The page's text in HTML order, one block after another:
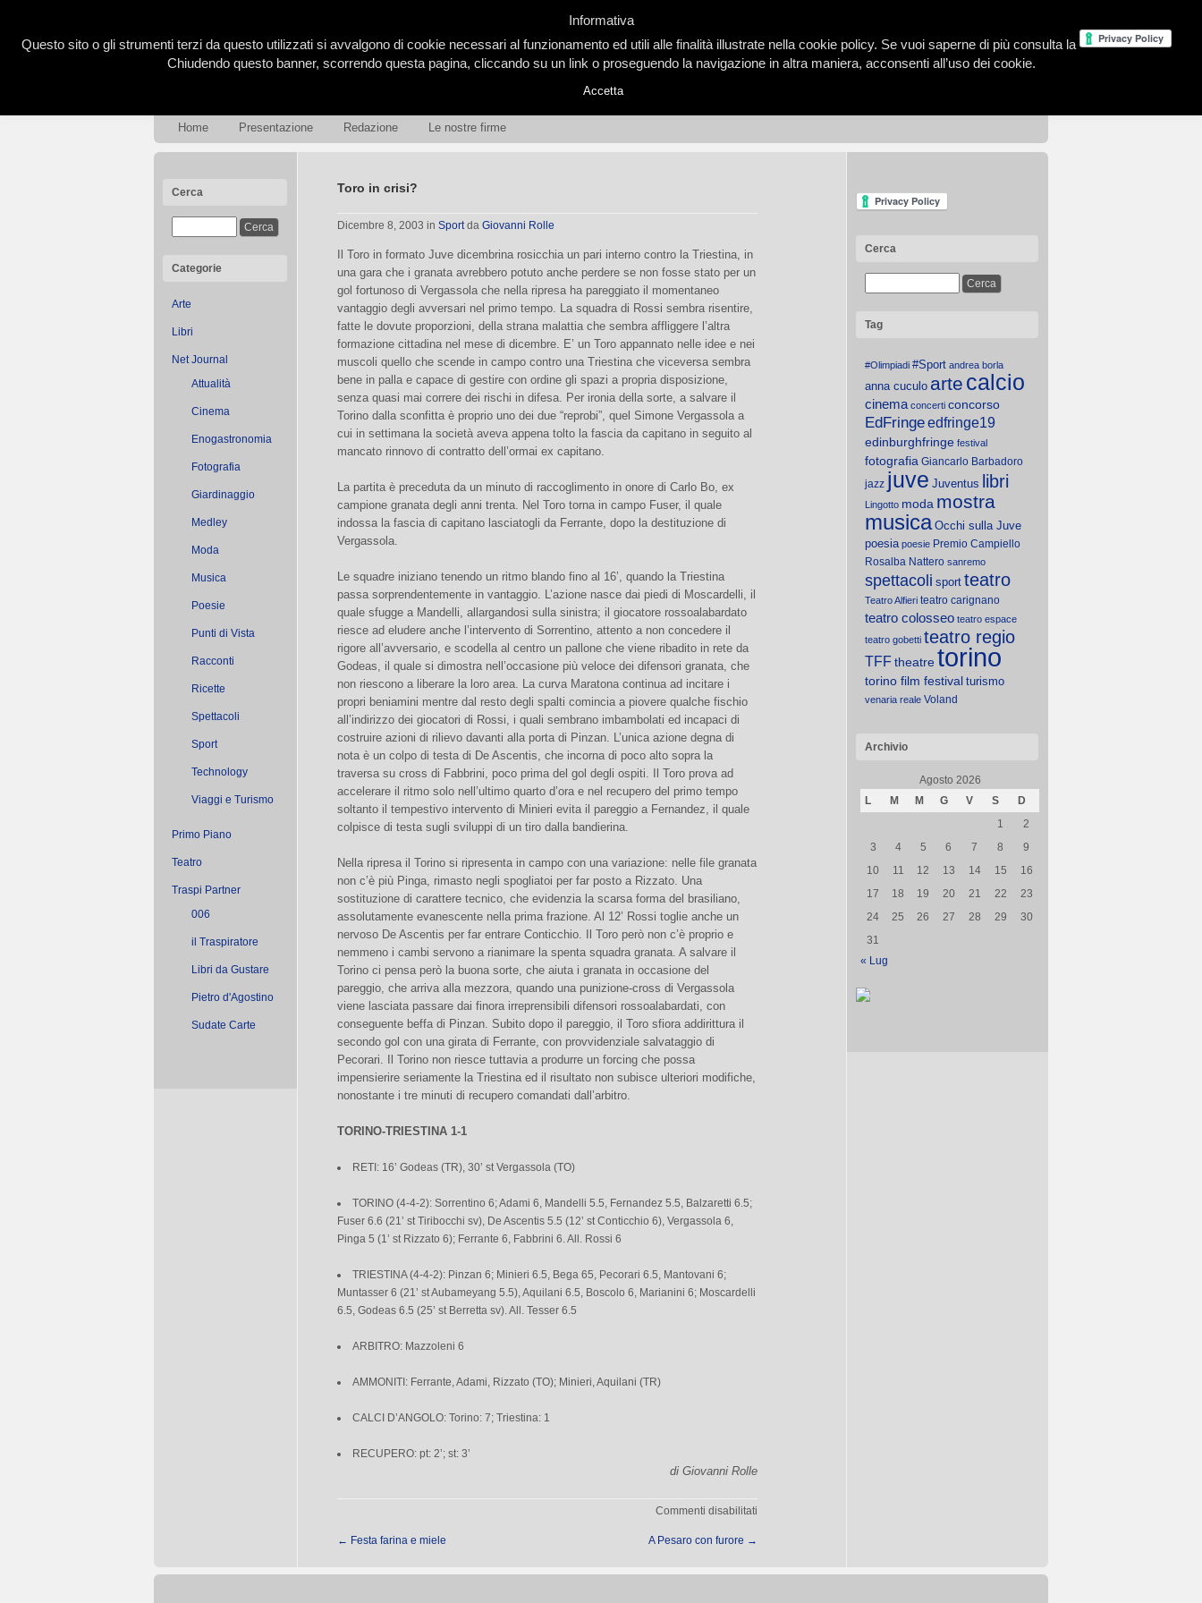
Home Presentazione Redazione Le nostre firme
Cerca
Categorie
Arte
Libri
Net Journal
Attualità
Cinema
Enogastronomia
Fotografia
Giardinaggio
Medley
Moda
Musica
Poesie
Punti di Vista
Racconti
Ricette
Spettacoli
Sport
Technology
Viaggi e Turismo
Primo Piano
Teatro
Traspi Partner
006
il Traspiratore
Libri da Gustare
Pietro d'Agostino
Sudate Carte
Toro in crisi?
Dicembre 8, 2003 in Sportda Giovanni Rolle
Il Toro in formato Juve dicembrina rosicchia un pari interno contro la Triestina, in
una gara che i granata avrebbero potuto anche perdere se non fosse stato per un
gol fortunoso di Vergassola che nella ripresa ha pareggiato il momentaneo
vantaggio degli avversari nel primo tempo. La squadra di Rossi sembra risentire,
fatte le dovute proporzioni, della strana malattia che sembra affliggere l’altra
formazione cittadina nel mese di dicembre. E’ un Toro appannato nelle idee e nei
muscoli quello che scende in campo contro una Triestina che viceversa sembra
bene in palla e capace di gestire con ordine gli spazi a propria disposizione,
senza quasi mai correre dei rischi in difesa. Per ironia della sorte, a salvare il
Torino dalla sconfitta è proprio uno dei due “reprobi”, quel Simone Vergassola a
cui in settimana la società aveva appena tolto la fascia da capitano in seguito al
mancato rinnovo di contratto dell’ormai ex capitano.
La partita è preceduta da un minuto di raccoglimento in onore di Carlo Bo, ex
campione granata degli anni trenta. Nel Toro torna in campo Fuser, il quale
indossa la fascia di capitano lasciatogli da Ferrante, dopo la destituzione di
Vergassola.
Le squadre iniziano tenendo un ritmo blando fino al 16’, quando la Triestina
passa sorprendentemente in vantaggio. L’azione nasce dai piedi di Moscardelli, il
quale sfugge a Mandelli, allargandosi sulla sinistra; il giocatore rossoalabardato
riesce ad eludere anche l’intervento di Sorrentino, attento a non concedere il
rigore all’avversario, e scodella al centro un pallone che viene ribadito in rete da
Godeas, il quale si dimostra nell’occasione più veloce dei difensori granata, che
non riescono a liberare la loro area. La curva Maratona continua ad incitare i
propri beniamini mentre dal resto degli spalti comincia a piovere qualche fischio
all’indirizzo dei giocatori di Rossi, i quali sembrano imbambolati ed incapaci di
costruire azioni di rilievo davanti alla porta di Pinzan. L’unica azione degna di
nota è un colpo di testa di De Ascentis, che incorna di poco alto sopra la
traversa su cross di Fabbrini, poco prima del gol degli ospiti. Il Toro prova ad
accelerare il ritmo solo nell’ultimo quarto d’ora e nel recupero del primo tempo
soltanto il tempestivo intervento di Minieri evita il pareggio a Fernandez, il quale
colpisce di testa sugli sviluppi di un tiro dalla bandierina.
Nella ripresa il Torino si ripresenta in campo con una variazione: nelle file granata
non c’è più Pinga, rimasto negli spogliatoi per far posto a Rizzato. Una
sostituzione di carattere tecnico, che evidenzia la scarsa forma del brasiliano,
assolutamente evanescente nella prima frazione. Al 12’ Rossi toglie anche un
nervoso De Ascentis per far entrare Conticchio. Il Toro però non c’è proprio e
nemmeno i cambi servono a rianimare la spenta squadra granata. A salvare il
Torino ci pensa però la buona sorte, che aiuta i granata in occasione del
pareggio, che arriva alla mezzora, quando una punizione-cross di Vergassola
viene lasciata passare dai finora irreprensibili difensori rossoalabardati, con
conseguente beffa di Pinzan. Subito dopo il pareggio, il Toro sfiora addirittura il
secondo gol con una girata di Ferrante, con provvidenziale salvataggio di
Pecorari. Il Torino non riesce tuttavia a produrre un forcing che possa
impensierire seriamente la Triestina ed il risultato non subisce ulteriori modifiche,
nonostante i tre minuti di recupero comandati dall’arbitro.
TORINO-TRIESTINA 1-1
RETI: 16’ Godeas (TR), 30’ st Vergassola (TO)
TORINO (4-4-2): Sorrentino 6; Adami 6, Mandelli 5.5, Fernandez 5.5, Balzaretti 6.5;
Fuser 6.6 (21’ st Tiribocchi sv), De Ascentis 5.5 (12’ st Conticchio 6), Vergassola 6,
Pinga 5 (1’ st Rizzato 6); Ferrante 6, Fabbrini 6. All. Rossi 6
TRIESTINA (4-4-2): Pinzan 6; Minieri 6.5, Bega 65, Pecorari 6.5, Mantovani 6;
Muntasser 6 (21’ st Aubameyang 5.5), Aquilani 6.5, Boscolo 6, Marianini 6; Moscardelli
6.5, Godeas 6.5 (25’ st Berretta sv). All. Tesser 6.5
ARBITRO: Mazzoleni 6
AMMONITI: Ferrante, Adami, Rizzato (TO); Minieri, Aquilani (TR)
CALCI D’ANGOLO: Torino: 7; Triestina: 1
RECUPERO: pt: 2’; st: 3’
di Giovanni Rolle
Commenti disabilitati
← Festa farina e miele A Pesaro con furore →
Cerca
Tag
#Olimpiadi #Sport andrea borla
anna cuculo arte calcio
cinema concerti concorso
EdFringeedfringe19
edinburghfringe festival
fotografia Giancarlo Barbadoro
jazz juve Juventus libri
Lingotto moda mostra
musica Occhi sulla Juve
poesia poesie Premio Campiello
Rosalba Nattero sanremo
spettacoli sport teatro
Teatro Alfieri teatro carignano
teatro colosseo teatro espace
teatro gobetti teatro regio
TFFtheatretorino
torino film festival turismo
venaria reale Voland
Archivio
Agosto 2026
L
M M G V S
D
1
2
3
4 5 6 7 8
9
10
11 12 13 14 15
16
17
18 19 20 21 22
23
24
25 26 27 28 29
30
31
« Lug
Informativa
Questo sito o gli strumenti terzi da questo utilizzati si avvalgono di cookie necessari al funzionamento ed utili alle finalità illustrate nella cookie policy. Se vuoi saperne di più consulta la
Chiudendo questo banner, scorrendo questa pagina, cliccando su un link o proseguendo la navigazione in altra maniera, acconsenti all’uso dei cookie.
Accetta